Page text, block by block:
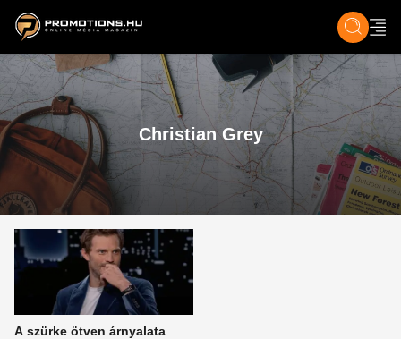
ZENE, FILM & KULT ÉLET TECH &
Christian Grey
A szürke ötven árnyalata